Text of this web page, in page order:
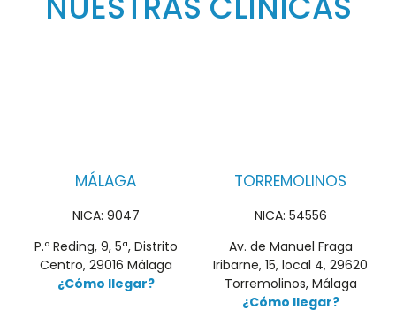
MÁLAGA
NICA: 9047
P.º Reding, 9, 5ª, Distrito
Centro, 29016 Málaga
¿Cómo llegar?
TORREMOLINOS
NICA: 54556
Av. de Manuel Fraga
Iribarne, 15, local 4, 29620
Torremolinos, Málaga
¿Cómo llegar?